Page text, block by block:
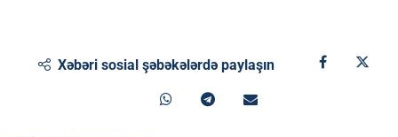
Xəbəri sosial şəbəkələrdə paylaşın